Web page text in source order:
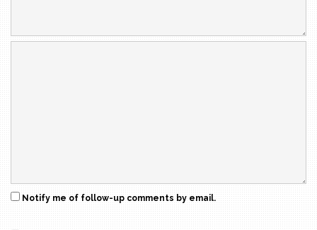
Notify me of follow-up comments by email.